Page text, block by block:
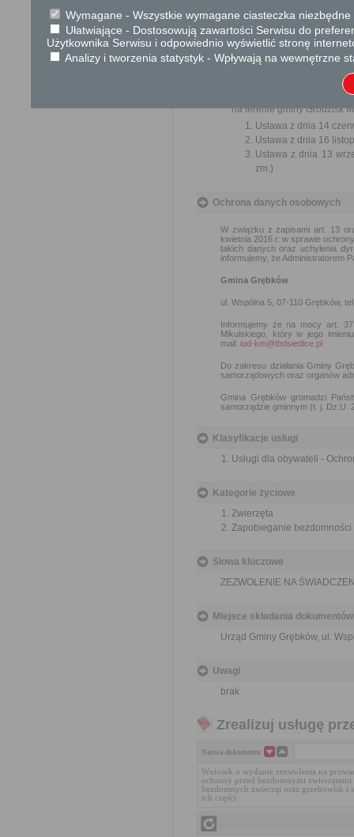
61 1240 6348 1111 0010 4058
Podstawa prawna
Uchwała Nr 617/20132 z
ubiegający się o
na terenie gminy Grodzisk
Ustawa z dnia 14
Ustawa z dnia 16
Ustawa z dnia 13
zm.)
Ochrona danych osobowych
W związku z zapisami art. 13
kwietnia 2016 r. w sprawie
takich danych oraz uchylenia
informujemy, że Administratorem
Gmina Grębków
ul. Wspólna 5, 07-110 Grębków,
Informujemy że na mocy art.
Mikulskiego, który w jego
mail: iod-km@tbdsiedlce.pl
Do zakresu działania Gminy
samorządowych oraz organów
Gmina Grębków gromadzi
samorządzie gminnym (t. j. Dz.U.
Klasyfikacje usługi
Usługi dla obywateli -
Kategorie życiowe
Zwierzęta
Zapobieganie bezdomności
Słowa kluczowe
ZEZWOLENIE NA
Miejsce składania dokumentów
Urząd Gminy Grębków, ul.
Uwagi
brak
Zrealizuj usługę
Nazwa dokumentu
Wniosek o wydanie zezwolenia na
ochrony przed bezdomnymi zwierzętami
bezdomnych zwierząt oraz grzebowisk i
ich części
Wymagane - Wszystkie wymagane ciasteczka
Ułatwiające - Dostosowują zawartości Serwisu do
Użytkownika Serwisu i odpowiednio wyświetlić stronę
Analizy i tworzenia statystyk - Wpływają na wewnętrzne